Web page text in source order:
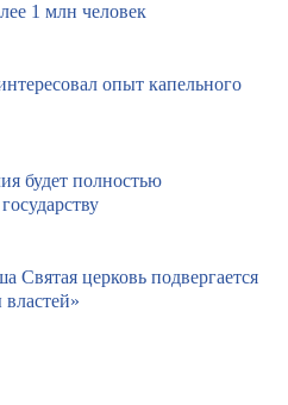
1 млн человек
опыт капельного
будет полностью
Святая церковь подвергается